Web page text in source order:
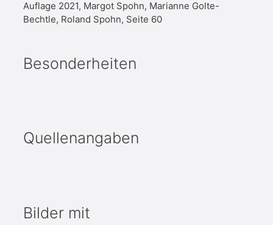
Auflage 2021, Margot Spohn, Marianne Golte-
Bechtle, Roland Spohn, Seite 60
Besonderheiten
Quellenangaben
Bilder mit